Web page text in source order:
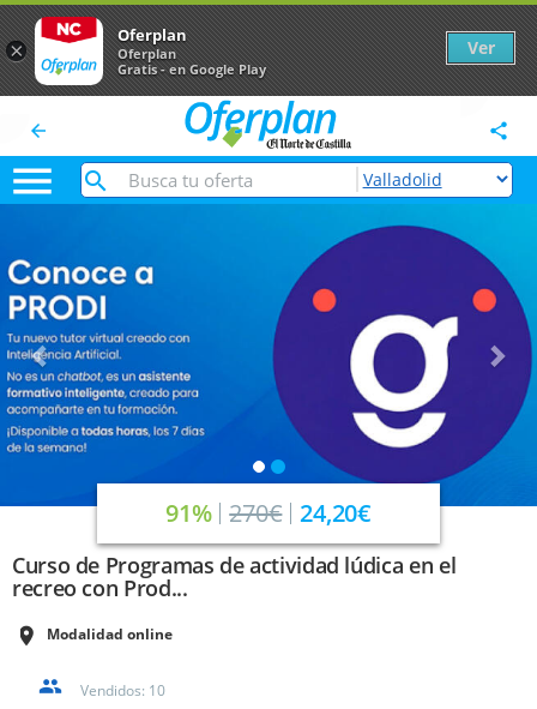
arrow_back share

91% 270€ 24,20€
Curso de Programas de actividad lúdica en el
recreo con Prod...
Modalidad online
Vendidos: 10
×
Oferplan
Oferplan
Gratis - en Google Play
Ver